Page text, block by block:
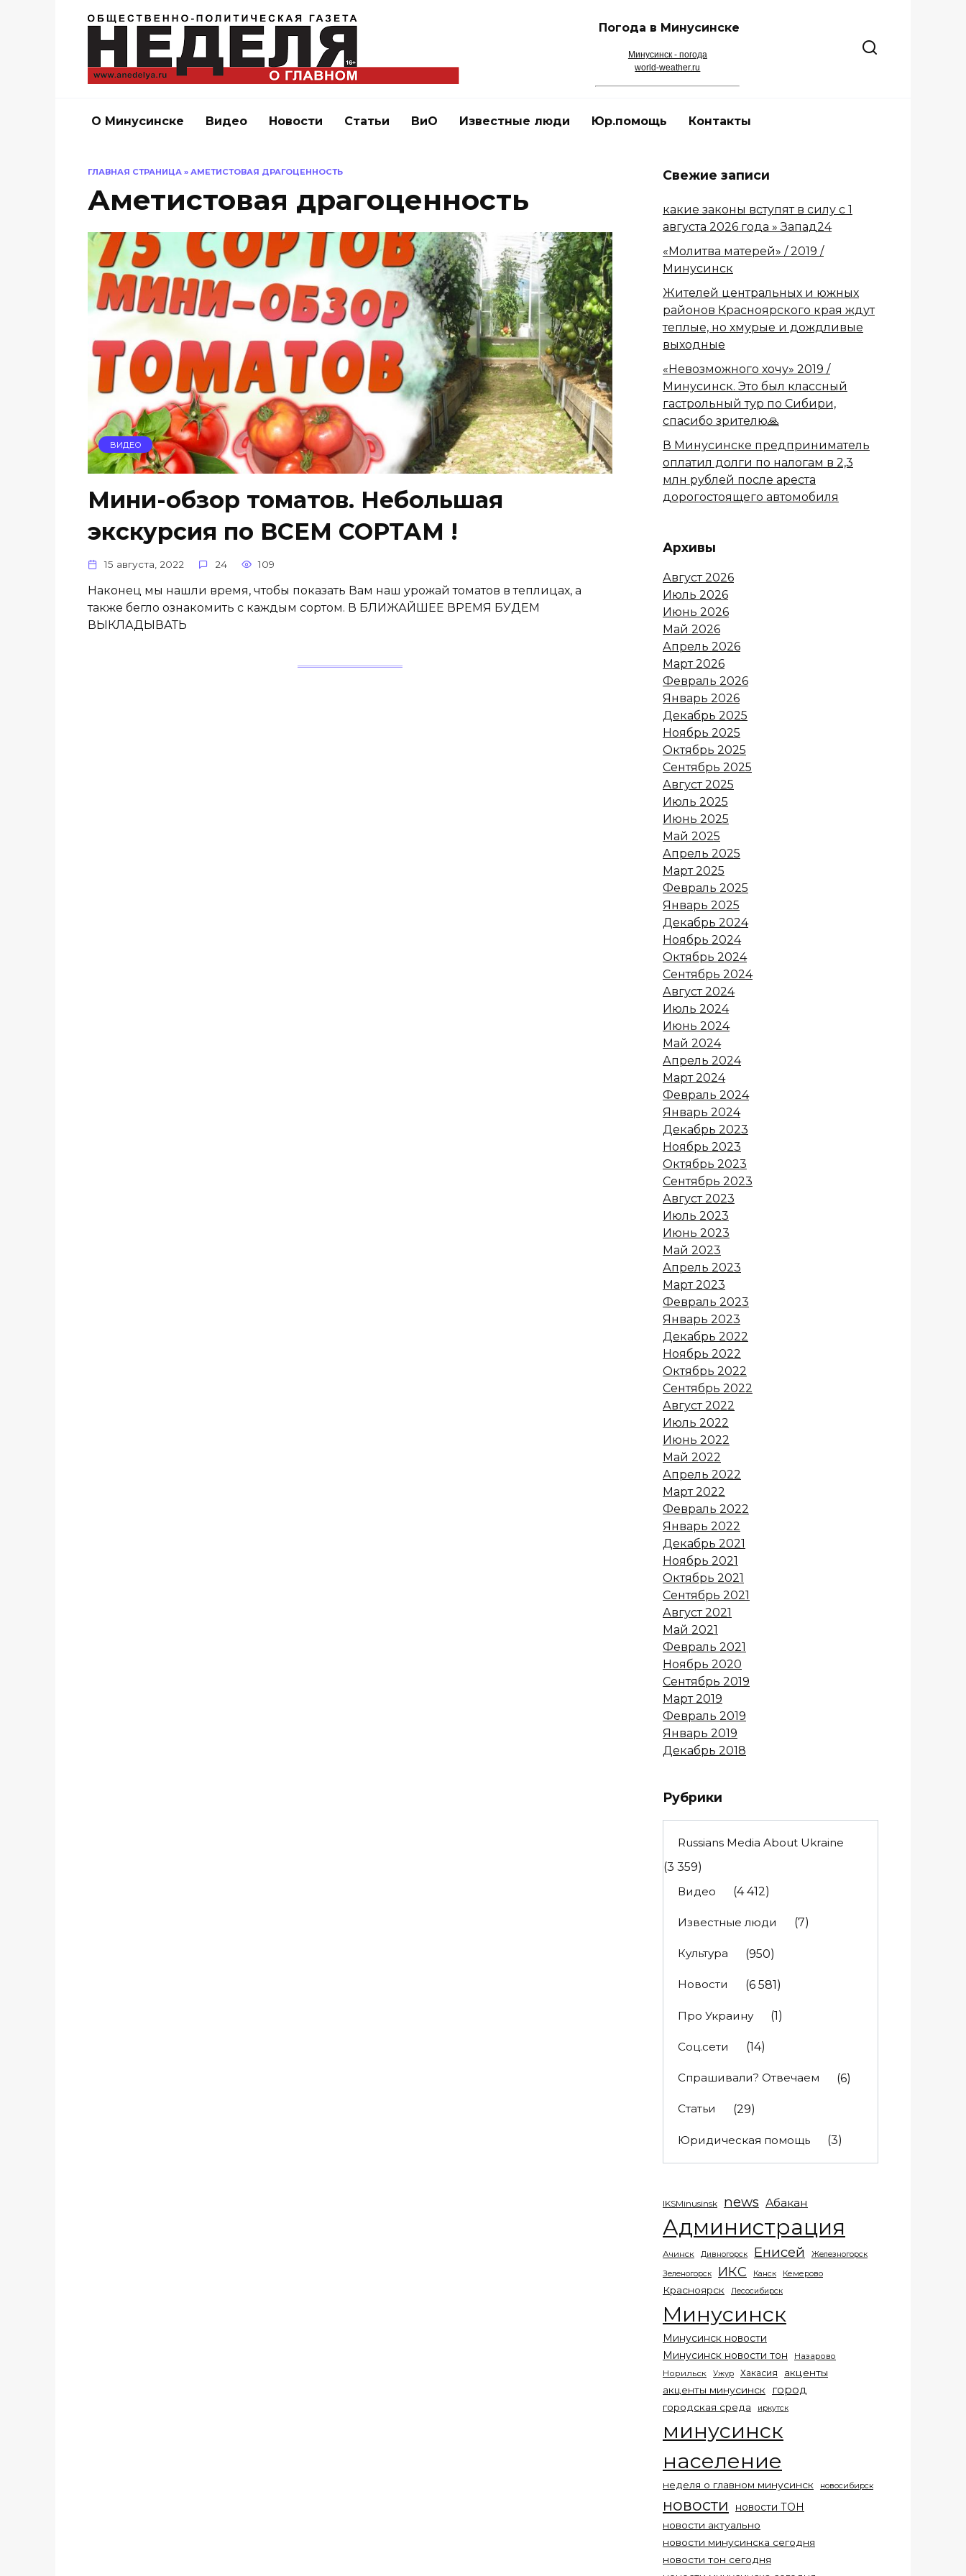
Погода в Минусинске
Минусинск - погода
world-weather.ru
О Минусинске Видео Новости Статьи ВиО Известные люди Юр.помощь Контакты
ГЛАВНАЯ СТРАНИЦА » АМЕТИСТОВАЯ ДРАГОЦЕННОСТЬ
Аметистовая драгоценность
ВИДЕО
Мини-обзор томатов. Небольшая
экскурсия по ВСЕМ СОРТАМ !
15 августа, 2022 24 109
Наконец мы нашли время, чтобы показать Вам наш урожай томатов в теплицах, а
также бегло ознакомить с каждым сортом. В БЛИЖАЙШЕЕ ВРЕМЯ БУДЕМ
ВЫКЛАДЫВАТЬ
Свежие записи
какие законы вступят в силу с 1
августа 2026 года » Запад24
«Молитва матерей» / 2019 /
Минусинск
Жителей центральных и южных
районов Красноярского края ждут
теплые, но хмурые и дождливые
выходные
«Невозможного хочу» 2019 /
Минусинск. Это был классный
гастрольный тур по Сибири,
спасибо зрителю🙏
В Минусинске предприниматель
оплатил долги по налогам в 2,3
млн рублей после ареста
дорогостоящего автомобиля
Архивы
Август 2026
Июль 2026
Июнь 2026
Май 2026
Апрель 2026
Март 2026
Февраль 2026
Январь 2026
Декабрь 2025
Ноябрь 2025
Октябрь 2025
Сентябрь 2025
Август 2025
Июль 2025
Июнь 2025
Май 2025
Апрель 2025
Март 2025
Февраль 2025
Январь 2025
Декабрь 2024
Ноябрь 2024
Октябрь 2024
Сентябрь 2024
Август 2024
Июль 2024
Июнь 2024
Май 2024
Апрель 2024
Март 2024
Февраль 2024
Январь 2024
Декабрь 2023
Ноябрь 2023
Октябрь 2023
Сентябрь 2023
Август 2023
Июль 2023
Июнь 2023
Май 2023
Апрель 2023
Март 2023
Февраль 2023
Январь 2023
Декабрь 2022
Ноябрь 2022
Октябрь 2022
Сентябрь 2022
Август 2022
Июль 2022
Июнь 2022
Май 2022
Апрель 2022
Март 2022
Февраль 2022
Январь 2022
Декабрь 2021
Ноябрь 2021
Октябрь 2021
Сентябрь 2021
Август 2021
Май 2021
Февраль 2021
Ноябрь 2020
Сентябрь 2019
Март 2019
Февраль 2019
Январь 2019
Декабрь 2018
Рубрики
Russians Media About Ukraine
(3 359)
Видео
(4 412)
Известные люди (7)
Культура (950)
Новости (6 581)
Про Украину (1)
Соц.сети (14)
Спрашивали? Отвечаем (6)
Статьи (29)
Юридическая помощь (3)
IKSMinusinsk news Абакан
Администрация
Ачинск Дивногорск Енисей Железногорск
Зеленогорск ИКС Канск Кемерово
Красноярск Лесосибирск
Минусинск
Минусинск новости
Минусинск новости тон
Назарово
Норильск
Ужур Хакасия
акценты
акценты минусинск
город
городская среда иркутск
минусинск
население
неделя о главном минусинск новосибирск
новости новости ТОН
новости актуально
новости минусинска сегодня
новости тон сегодня